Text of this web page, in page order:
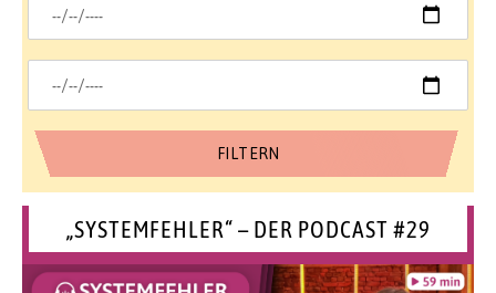
„SYSTEMFEHLER“ – DER PODCAST #29